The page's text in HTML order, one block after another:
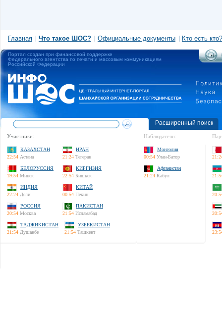
Главная Что такое ШОС? Официальные документы Кто есть кто?
Портал создан при финансовой поддержке
Федерального агентства по печати и массовым коммуникациям
Российской Федерации
Расширенный поиск
Участники:
КАЗАХСТАН
22:54 Астана
ИРАН
21:24 Тегеран
БЕЛОРУССИЯ
19:54 Минск
КИРГИЗИЯ
22:54 Бишкек
ИНДИЯ
22:24 Дели
КИТАЙ
00:54 Пекин
РОССИЯ
20:54 Москва
ПАКИСТАН
21:54 Исламабад
ТАДЖИКИСТАН
21:54 Душанбе
УЗБЕКИСТАН
21:54 Ташкент
Наблюдатели:
Монголия
00:54 Улан-Батор
Афганистан
21:24 Кабул